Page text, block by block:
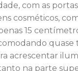
com as
cosméticos,
15
quase
acrescentar
na parte